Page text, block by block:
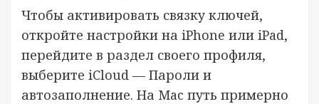
Чтобы активировать связку ключей,
откройте настройки на iPhone или iPad,
перейдите в раздел своего профиля,
выберите iCloud — Пароли и
автозаполнение. На Mac путь примерно